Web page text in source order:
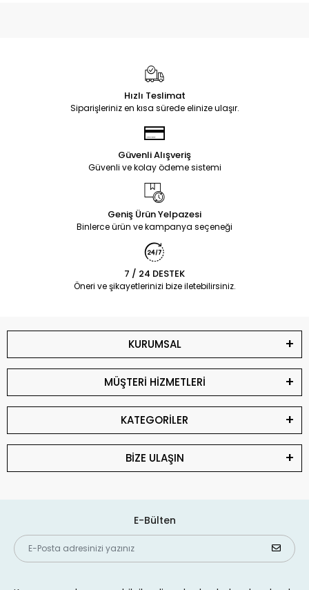
Hızlı Teslimat
Siparişleriniz en kısa sürede elinize ulaşır.
Güvenli Alışveriş
Güvenli ve kolay ödeme sistemi
Geniş Ürün Yelpazesi
Binlerce ürün ve kampanya seçeneği
7 / 24 DESTEK
Öneri ve şikayetlerinizi bize iletebilirsiniz.
KURUMSAL
MÜŞTERİ HİZMETLERİ
KATEGORİLER
BİZE ULAŞIN
E-Bülten